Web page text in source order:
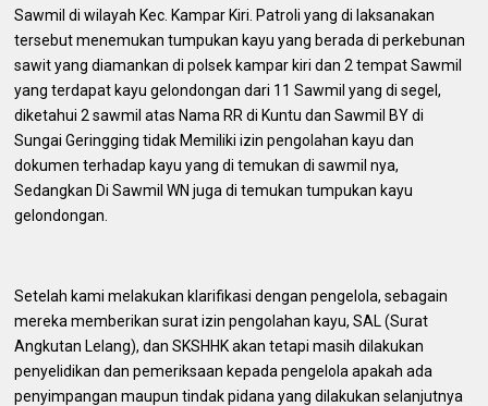
Sawmil di wilayah Kec. Kampar Kiri. Patroli yang di laksanakan
tersebut menemukan tumpukan kayu yang berada di perkebunan
sawit yang diamankan di polsek kampar kiri dan 2 tempat Sawmil
yang terdapat kayu gelondongan dari 11 Sawmil yang di segel,
diketahui 2 sawmil atas Nama RR di Kuntu dan Sawmil BY di
Sungai Geringging tidak Memiliki izin pengolahan kayu dan
dokumen terhadap kayu yang di temukan di sawmil nya,
Sedangkan Di Sawmil WN juga di temukan tumpukan kayu
gelondongan.
Setelah kami melakukan klarifikasi dengan pengelola, sebagain
mereka memberikan surat izin pengolahan kayu, SAL (Surat
Angkutan Lelang), dan SKSHHK akan tetapi masih dilakukan
penyelidikan dan pemeriksaan kepada pengelola apakah ada
penyimpangan maupun tindak pidana yang dilakukan selanjutnya